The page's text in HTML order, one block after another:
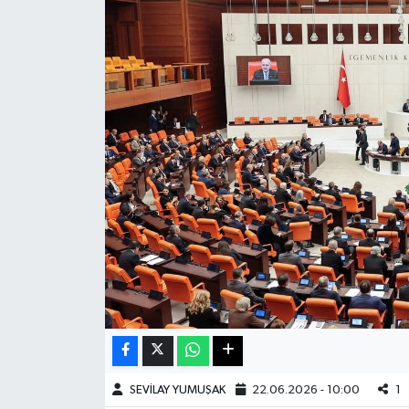
SEVİLAY YUMUŞAK 22.06.2026 - 10:00 1
Haberde İnsan
Kültür Sanat
Magazin
Manşet Altı
Manşetler
Resmi İlan
SürManşet